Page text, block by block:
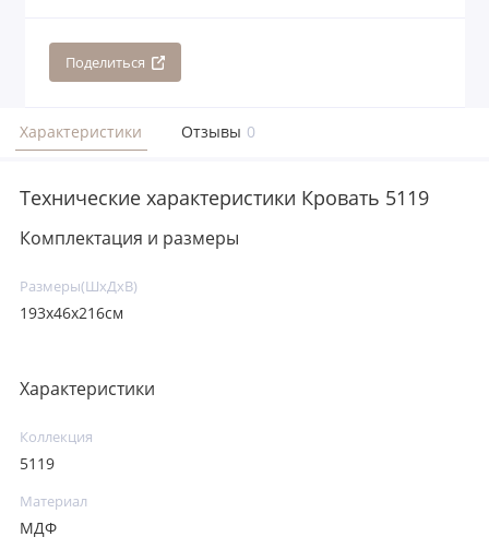
Поделиться
Характеристики Отзывы 0
Технические характеристики Кровать 5119
Комплектация и размеры
Размеры(ШхДхВ)
193x46x216см
Характеристики
Коллекция
5119
Материал
МДФ